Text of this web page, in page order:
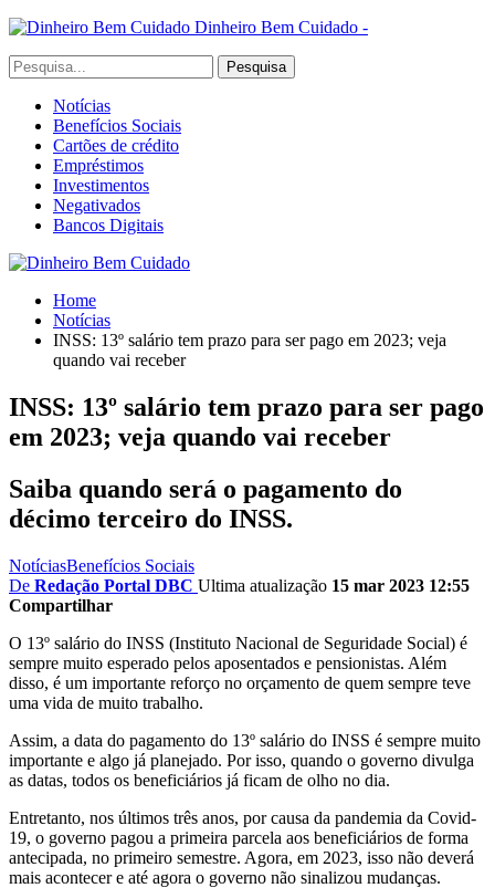
Dinheiro Bem Cuidado -
Notícias
Benefícios Sociais
Cartões de crédito
Empréstimos
Investimentos
Negativados
Bancos Digitais
Home
Notícias
INSS: 13º salário tem prazo para ser pago em 2023; veja
quando vai receber
INSS: 13º salário tem prazo para ser pago
em 2023; veja quando vai receber
Saiba quando será o pagamento do
décimo terceiro do INSS.
NotíciasBenefícios Sociais
De Redação Portal DBC Ultima atualização 15 mar 2023 12:55
Compartilhar
O 13º salário do INSS (Instituto Nacional de Seguridade Social) é
sempre muito esperado pelos aposentados e pensionistas. Além
disso, é um importante reforço no orçamento de quem sempre teve
uma vida de muito trabalho.
Assim, a data do pagamento do 13º salário do INSS é sempre muito
importante e algo já planejado. Por isso, quando o governo divulga
as datas, todos os beneficiários já ficam de olho no dia.
Entretanto, nos últimos três anos, por causa da pandemia da Covid-
19, o governo pagou a primeira parcela aos beneficiários de forma
antecipada, no primeiro semestre. Agora, em 2023, isso não deverá
mais acontecer e até agora o governo não sinalizou mudanças.